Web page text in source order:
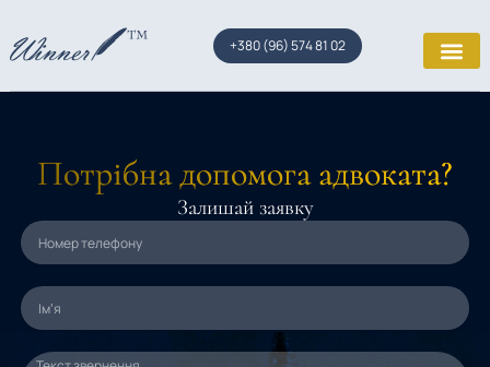
+380 (96) 574 81 02
Потрібна допомога адвоката?
Залишай заявку